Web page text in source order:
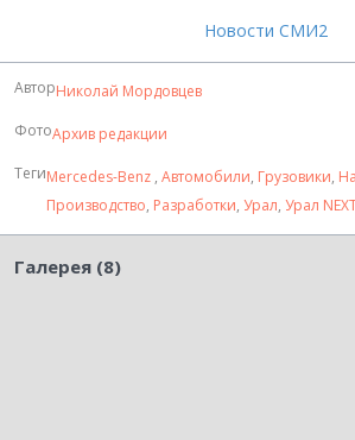
Новости СМИ2
АвторНиколай Мордовцев
ФотоАрхив редакции
ТегиMercedes-Benz , Автомобили, Грузовики,
Производство, Разработки, Урал, Урал
Галерея (8)